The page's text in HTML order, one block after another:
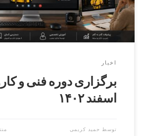
دان ۶ بخش آقایان […]
اخبار
برگزاری دوره فنی و
اسفند ۱۴۰۲
توسط حمید کریمی